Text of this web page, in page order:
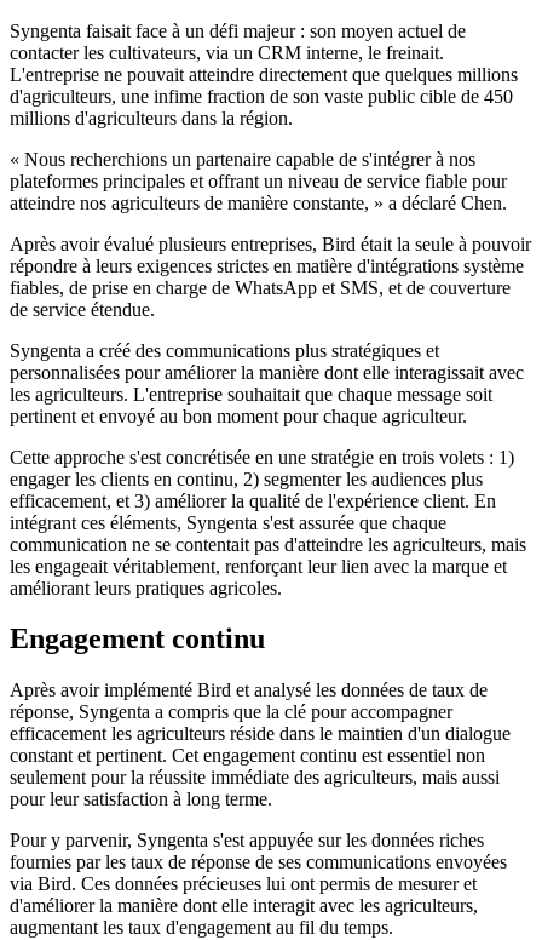
Syngenta faisait face à un défi majeur : son moyen actuel de
contacter les cultivateurs, via un CRM interne, le freinait.
L'entreprise ne pouvait atteindre directement que quelques millions
d'agriculteurs, une infime fraction de son vaste public cible de 450
millions d'agriculteurs dans la région.
« Nous recherchions un partenaire capable de s'intégrer à nos
plateformes principales et offrant un niveau de service fiable pour
atteindre nos agriculteurs de manière constante, » a déclaré Chen.
Après avoir évalué plusieurs entreprises, Bird était la seule à pouvoir
répondre à leurs exigences strictes en matière d'intégrations système
fiables, de prise en charge de WhatsApp et SMS, et de couverture
de service étendue.
Syngenta a créé des communications plus stratégiques et
personnalisées pour améliorer la manière dont elle interagissait avec
les agriculteurs. L'entreprise souhaitait que chaque message soit
pertinent et envoyé au bon moment pour chaque agriculteur.
Cette approche s'est concrétisée en une stratégie en trois volets : 1)
engager les clients en continu, 2) segmenter les audiences plus
efficacement, et 3) améliorer la qualité de l'expérience client. En
intégrant ces éléments, Syngenta s'est assurée que chaque
communication ne se contentait pas d'atteindre les agriculteurs, mais
les engageait véritablement, renforçant leur lien avec la marque et
améliorant leurs pratiques agricoles.
Engagement continu
Après avoir implémenté Bird et analysé les données de taux de
réponse, Syngenta a compris que la clé pour accompagner
efficacement les agriculteurs réside dans le maintien d'un dialogue
constant et pertinent. Cet engagement continu est essentiel non
seulement pour la réussite immédiate des agriculteurs, mais aussi
pour leur satisfaction à long terme.
Pour y parvenir, Syngenta s'est appuyée sur les données riches
fournies par les taux de réponse de ses communications envoyées
via Bird. Ces données précieuses lui ont permis de mesurer et
d'améliorer la manière dont elle interagit avec les agriculteurs,
augmentant les taux d'engagement au fil du temps.